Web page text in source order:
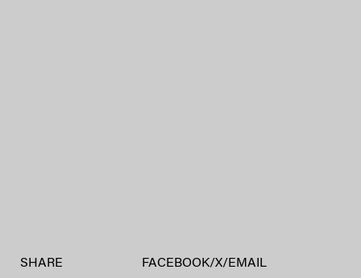
SHARE FACEBOOK/X/ EMAIL